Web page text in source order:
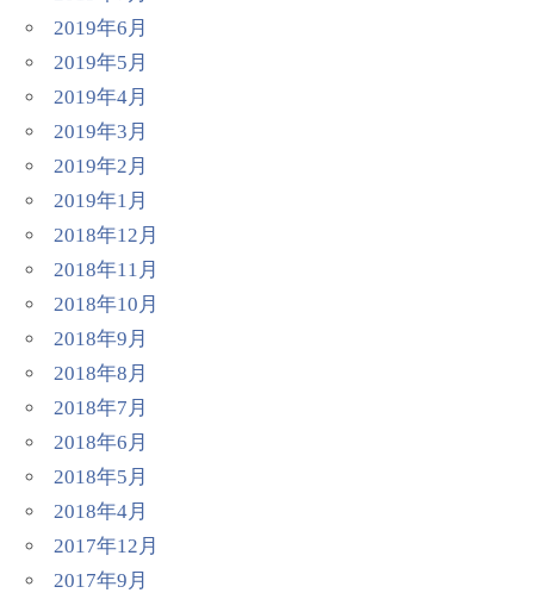
2019年6月
2019年5月
2019年4月
2019年3月
2019年2月
2019年1月
2018年12月
2018年11月
2018年10月
2018年9月
2018年8月
2018年7月
2018年6月
2018年5月
2018年4月
2017年12月
2017年9月